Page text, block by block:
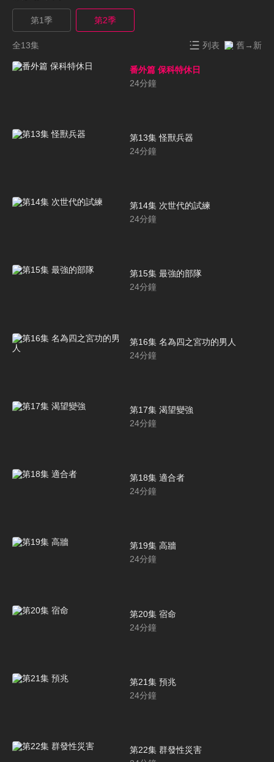
第1季 第2季
全13集 列表 舊→新
番外篇 保科特休日
24分鐘
第13集 怪獸兵器
24分鐘
第14集 次世代的試練
24分鐘
第15集 最強的部隊
24分鐘
第16集 名為四之宮功的男人
24分鐘
第17集 渴望變強
24分鐘
第18集 適合者
24分鐘
第19集 高牆
24分鐘
第20集 宿命
24分鐘
第21集 預兆
24分鐘
第22集 群發性災害